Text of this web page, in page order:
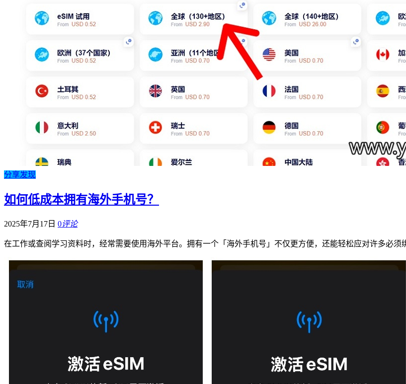
分享发现
如何低成本拥有海外手机号？
2025年7月17日 0评论
在工作或查阅学习资料时，经常需要使用海外平台。拥有一个「海外手机号」不仅更方便，还能轻松应对许多必